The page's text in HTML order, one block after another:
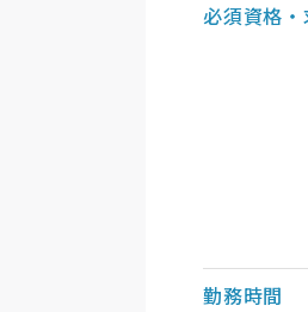
必須資格
勤務時間